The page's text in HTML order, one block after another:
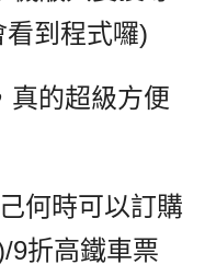
到程式囉)
真的超級方便
何時可以訂購
9折高鐵車票